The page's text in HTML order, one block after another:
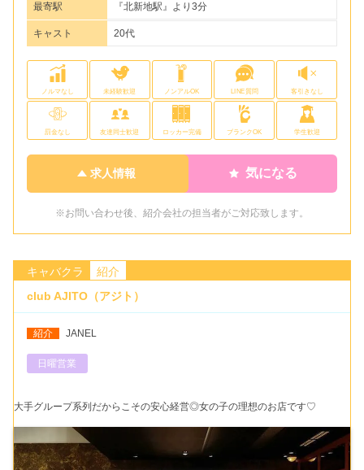
最寄駅 『北新地駅』より3分
キャスト 20代
ノルマなし 未経験歓迎 ノンアルOK LINE質問 客引きなし
罰金なし 友達同士歓迎 ロッカー完備 ブランクOK 学生歓迎
求人情報 気になる
※お問い合わせ後、紹介会社の担当者がご対応致します。
キャバクラ
紹介
club AJITO（アジト）
紹介 JANEL
日曜営業
大手グループ系列だからこその安心経営◎女の子の理想のお店です♡